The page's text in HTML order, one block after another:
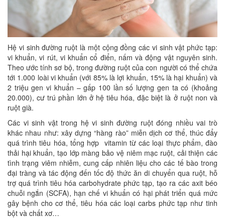
Hệ vi sinh đường ruột là một cộng đồng các vi sinh vật phức tạp:
vi khuẩn, vi rút, vi khuẩn cổ điển, nấm và động vật nguyên sinh.
Theo ước tính sơ bộ, trong đường ruột của con người có thể chứa
tới 1.000 loài vi khuẩn (với 85% là lợi khuẩn, 15% là hại khuẩn) và
2 triệu gen vi khuẩn – gấp 100 lần số lượng gen ta có (khoảng
20.000), cư trú phần lớn ở hệ tiêu hóa, đặc biệt là ở ruột non và
ruột già.
Các vi sinh vật trong hệ vi sinh đường ruột đóng nhiều vai trò
khác nhau như: xây dựng “hàng rào” miễn dịch cơ thể, thúc đẩy
quá trình tiêu hóa, tổng hợp vitamin từ các loại thực phẩm, đào
thải hại khuẩn, tạo lớp màng bảo vệ niêm mạc ruột, cải thiện các
tình trạng viêm nhiễm, cung cấp nhiên liệu cho các tế bào trong
đại tràng và tác động đến tốc độ thức ăn di chuyển qua ruột, hỗ
trợ quá trình tiêu hóa carbohydrate phức tạp, tạo ra các axit béo
chuỗi ngắn (SCFA), hạn chế vi khuẩn có hại phát triển quá mức
gây bệnh cho cơ thể, tiêu hóa các loại carbs phức tạp như tinh
bột và chất xơ…